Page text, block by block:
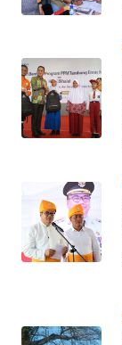
WN
TEBING
TINGGI
WN
PAKPAK
WN
BEKASI